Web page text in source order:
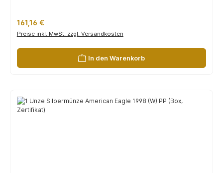
Regulärer Preis:
161,16 €
Preise inkl. MwSt. zzgl. Versandkosten
In den Warenkorb